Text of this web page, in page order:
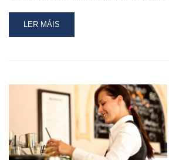
READ
MORE
PRAZO
CURSO
DE
ESCAPARATISMO
LER MÁIS